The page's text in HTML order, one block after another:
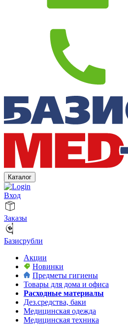
Каталог
Вход
Заказы
Базисрубли
Акции
Новинки
Предметы гигиены
Товары для дома и офиса
Расходные материалы
Дез.средства, баки
Медицинская одежда
Медицинская техника